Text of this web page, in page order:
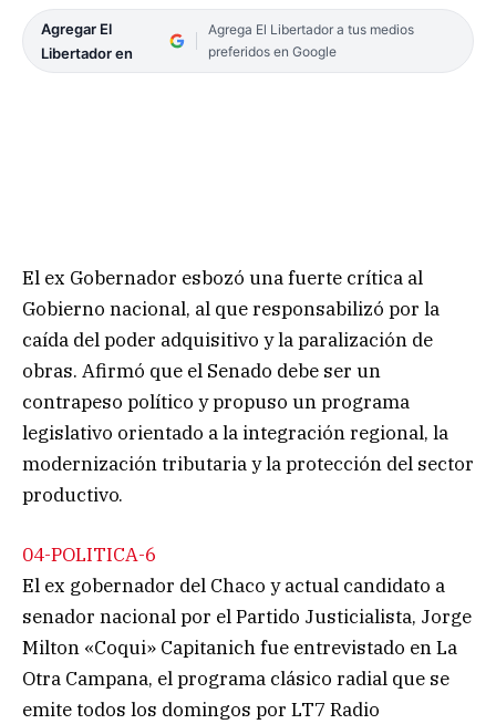
Agregar El
Libertador en
Agrega El Libertador a tus medios
preferidos en Google
El ex Gobernador esbozó una fuerte crítica al
Gobierno nacional, al que responsabilizó por la
caída del poder adquisitivo y la paralización de
obras. Afirmó que el Senado debe ser un
contrapeso político y propuso un programa
legislativo orientado a la integración regional, la
modernización tributaria y la protección del sector
productivo.
04-POLITICA-6
El ex gobernador del Chaco y actual candidato a
senador nacional por el Partido Justicialista, Jorge
Milton «Coqui» Capitanich fue entrevistado en La
Otra Campana, el programa clásico radial que se
emite todos los domingos por LT7 Radio